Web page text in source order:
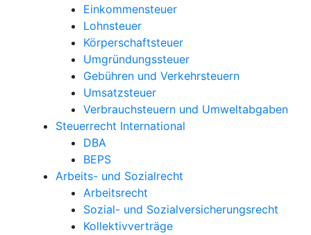
Einkommensteuer
Lohnsteuer
Körperschaftsteuer
Umgründungssteuer
Gebühren und Verkehrsteuern
Umsatzsteuer
Verbrauchsteuern und Umweltabgaben
Steuerrecht International
DBA
BEPS
Arbeits- und Sozialrecht
Arbeitsrecht
Sozial- und Sozialversicherungsrecht
Kollektivverträge